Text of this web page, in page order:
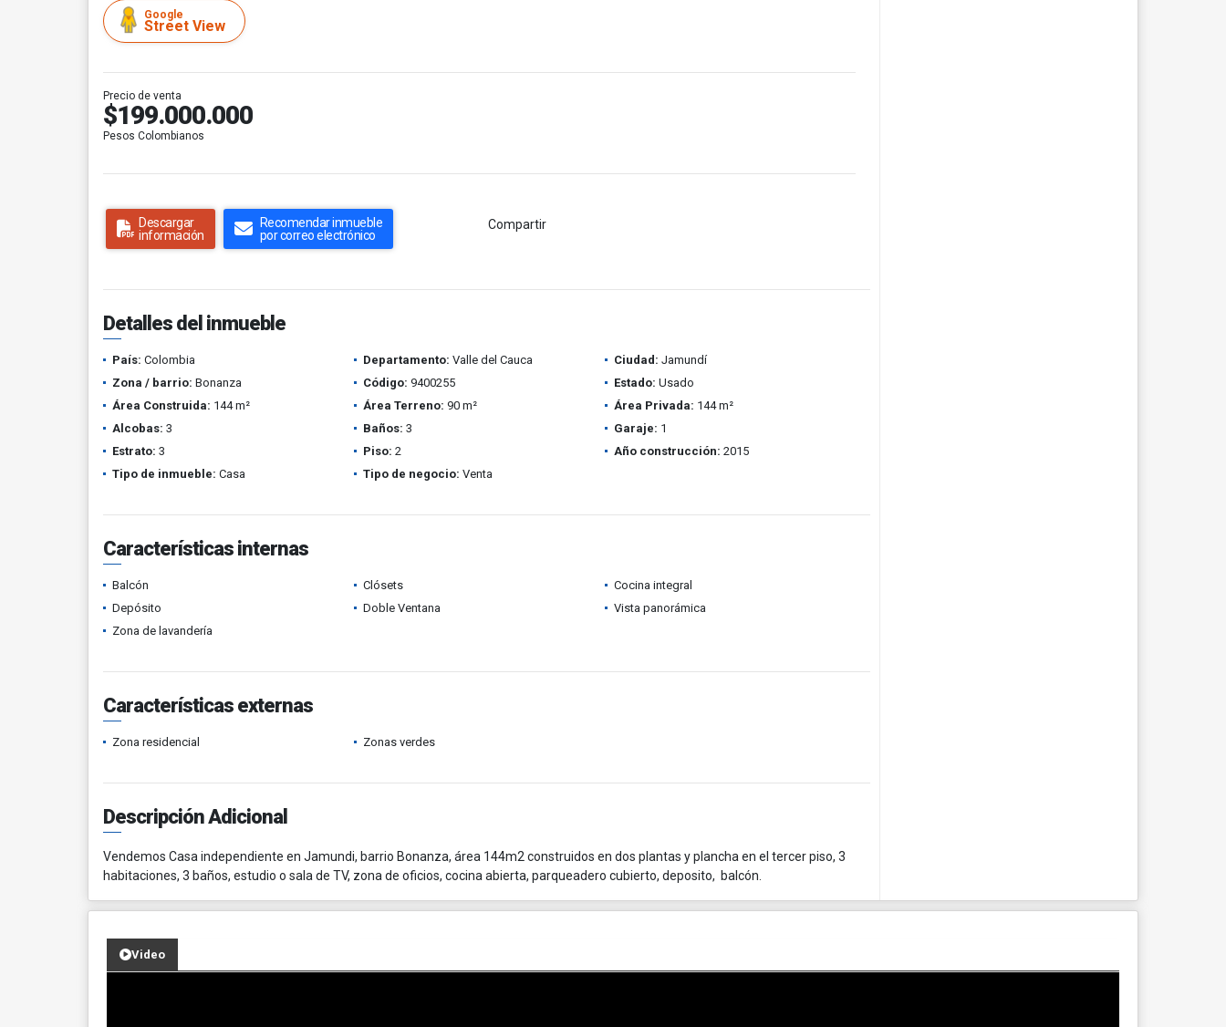
Google
Street View
Precio de venta
$199.000.000
Pesos Colombianos
Descargar
información
Recomendar inmueble
por correo electrónico
Compartir
Detalles del inmueble
País: Colombia Departamento: Valle del Cauca Ciudad: Jamundí
Zona / barrio: Bonanza Código: 9400255 Estado: Usado
Área Construida: 144 m² Área Terreno: 90 m² Área Privada: 144 m²
Alcobas: 3 Baños: 3 Garaje: 1
Estrato: 3 Piso: 2 Año construcción: 2015
Tipo de inmueble: Casa Tipo de negocio: Venta
Características internas
Balcón Clósets
Cocina integral
Depósito
Doble Ventana
Vista panorámica
Zona de lavandería
Características externas
Zona residencial Zonas verdes
Descripción Adicional
Vendemos Casa independiente en Jamundi, barrio Bonanza, área 144m2 construidos en dos plantas y plancha en el tercer piso, 3
habitaciones, 3 baños, estudio o sala de TV, zona de oficios, cocina abierta, parqueadero cubierto, deposito, balcón.
Video